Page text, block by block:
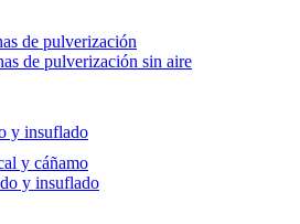
de pulverización
de pulverización sin aire
y insuflado
y cáñamo
y insuflado